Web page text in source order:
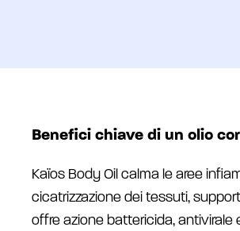
Benefici chiave di un olio
Kaïos Body Oil calma le aree
cicatrizzazione dei tessuti,
offre azione battericida, antivirale